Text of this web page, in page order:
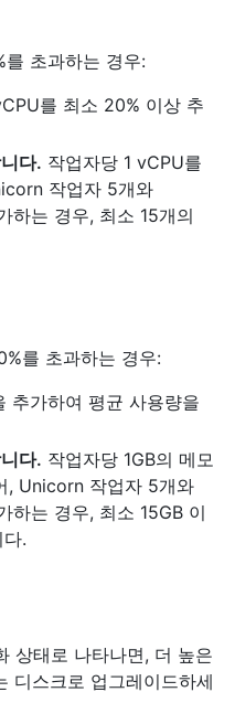
초과하는 경우:
를 최소 20% 이상 추
다. 작업자당 1 vCPU를
작업자 5개와
하는 경우, 최소 15개의
를 초과하는 경우:
추가하여 평균 사용량을
다. 작업자당 1GB의 메모
, Unicorn 작업자 5개와
하는 경우, 최소 15GB 이
.
상태로 나타나면, 더 높은
디스크로 업그레이드하세